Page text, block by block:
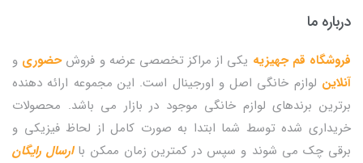
درباره ما
فروشگاه قم جهیزیه یکی از مراکز تخصصی عرضه و فروشحضوری و
آنلاین لوازم خانگی اصل و اورجینال است. این مجموعه ارائه دهنده
برترین برندهای لوازم خانگی موجود در بازار می باشد. محصولات
خریداری شده توسط شما ابتدا به صورت کامل از لحاظ فیزیکی و
برقی چک می شوند و سپس در کمترین زمان ممکن با ارسال رایگان